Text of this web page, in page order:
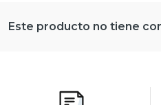
Este producto no tiene